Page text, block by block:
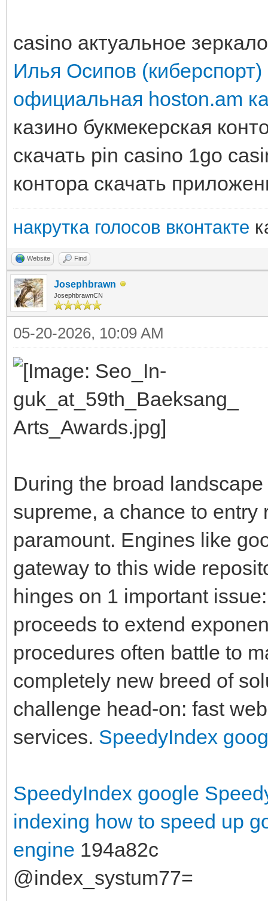
casino актуальное
Илья Осипов (киберспорт)
официальная hoston.am
казино букмекерская
скачать pin casino 1go
контора скачать
накрутка голосов вконтакте
Website Find
Josephbrawn
JosephbrawnCN
05-20-2026, 10:09 AM
During the broad
supreme, a chance to
paramount. Engines like
gateway to this wide
hinges on 1 important
proceeds to extend
procedures often battle to
completely new breed of
challenge head-on: fast
services. SpeedyIndex
SpeedyIndex google
indexing how to speed up
engine 194a82c
@index_systum77=